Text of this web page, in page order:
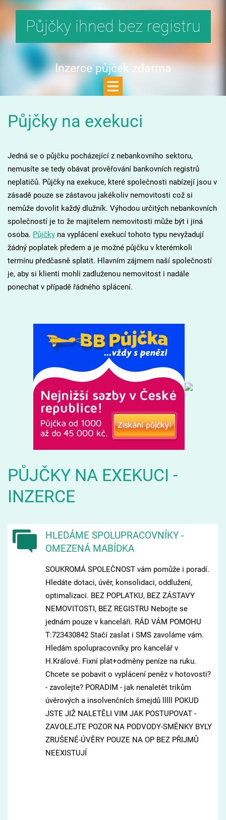
Půjčky ihned bez registru
Inzerce půjček zdarma
Půjčky na exekuci
Jedná se o půjčku pocházející z nebankovního sektoru,
nemusíte se tedy obávat prověřování bankovních registrů
neplatičů. Půjčky na exekuce, které společnosti nabízejí jsou v
zásadě pouze se zástavou jakékoliv nemovitosti což si
nemůže dovolit každý dlužník. Výhodou určitých nebankovních
společností je to že majitelem nemovitosti může být i jiná
osoba. Půjčkyna vyplácení exekucí tohoto typu nevyžadují
žádný poplatek předem a je možné půjčku v kterémkoli
termínu předčasně splatit. Hlavním zájmem naší společností
je, aby si klienti mohli zadluženou nemovitost i nadále
ponechat v případě řádného splácení.
PŮJČKY NA EXEKUCI -
INZERCE
HLEDÁME SPOLUPRACOVNÍKY -
OMEZENÁ MABÍDKA
SOUKROMÁ SPOLEČNOST vám pomůže i poradí.
Hledáte dotaci, úvěr, konsolidaci, oddlužení,
optimalizaci. BEZ POPLATKU, BEZ ZÁSTAVY
NEMOVITOSTI, BEZ REGISTRU Nebojte se
jednám pouze v kanceláři. RÁD VÁM POMOHU
T:723430842 Stačí zaslat i SMS zavoláme vám.
Hledám spolupracovníky pro kancelář v
H.Králové. Fixní plat+odměny peníze na ruku.
Chcete se pobavit o vyplácení peněz v hotovosti?
- zavolejte? PORADIM - jak nenaletět trikům
úvěrových a insolvenčních šmejdů lllll POKUD
JSTE JIŽ NALETĚLI VIM JAK POSTUPOVAT -
ZAVOLEJTE POZOR NA PODVODY-SMĚNKY BYLY
ZRUŠENÉ-ÚVĚRY POUZE NA OP BEZ PŘIJMŮ
NEEXISTUJÍ